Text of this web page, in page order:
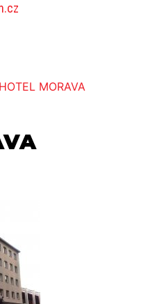
HOTEL MORAVA